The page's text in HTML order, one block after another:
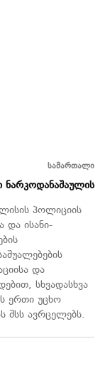
სამართალი
პოლიციის
და ისანი-
და
სხვადასხვა
ერთი უცხო
შსს ავრცელებს.